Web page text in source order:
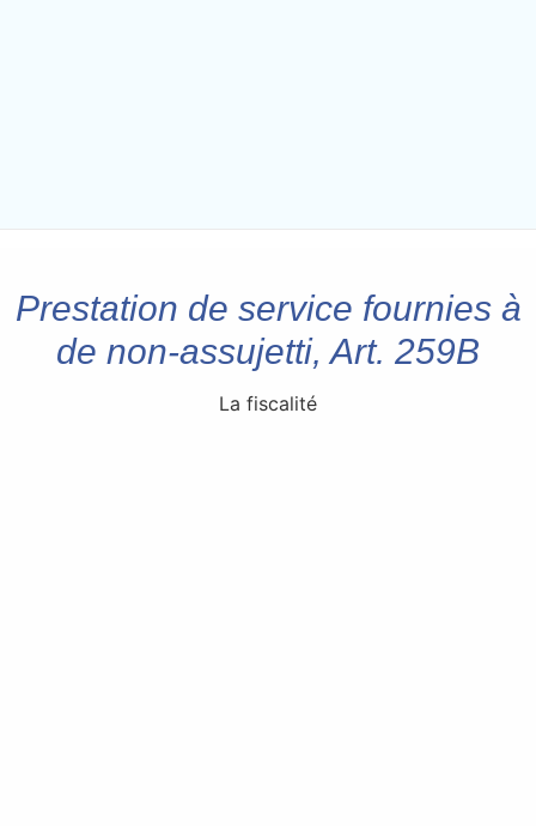
Prestation de service fournies à
de non-assujetti, Art. 259B
La fiscalité